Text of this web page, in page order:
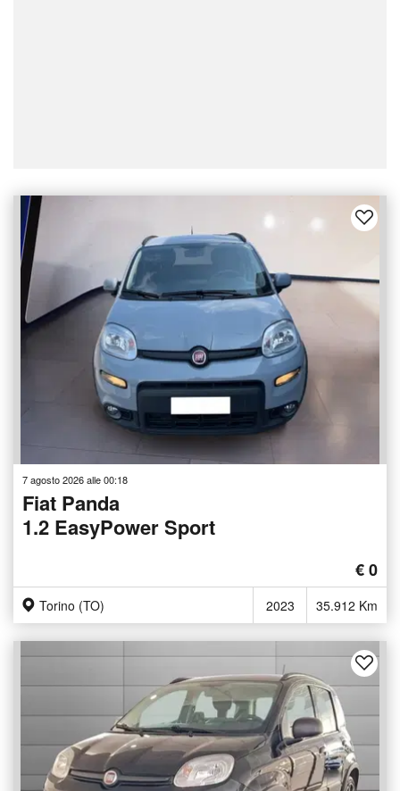
7 agosto 2026 alle 00:18
Fiat Panda
1.2 EasyPower Sport
€ 0
Torino (TO) 2023 35.912 Km